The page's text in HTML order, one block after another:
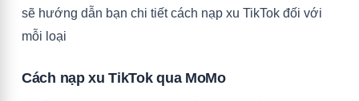
sẽ hướng dẫn bạn chi tiết cách nạp xu TikTok đối với
mỗi loại
Cách nạp xu TikTok qua MoMo